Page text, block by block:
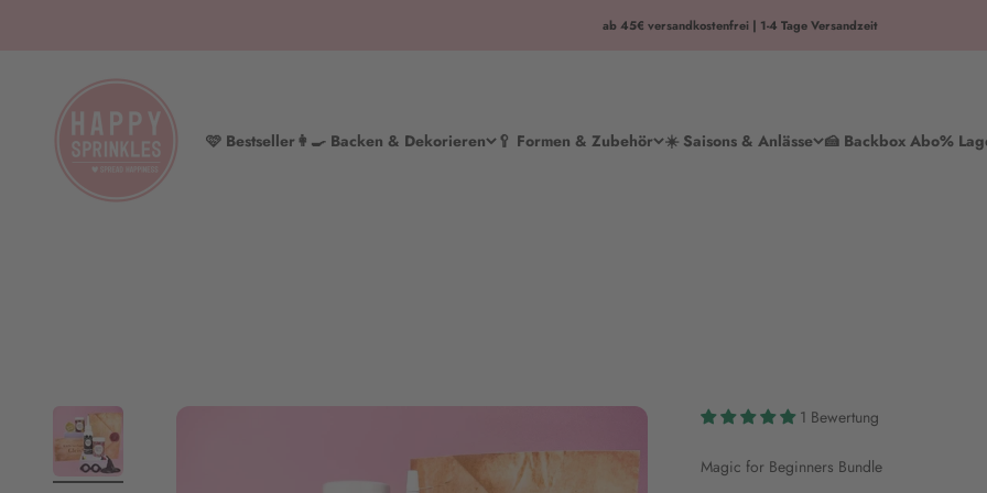
ab 45€ versandkostenfrei | 1-4 Tage Versandzeit
🩷 Bestseller👩‍🍳 Backen & Dekorieren 🥄 Formen & Zubehör ☀️ Saisons & Anlässe 🍰 Backbox Abo%
HAPPY SPRINKLES | D2C
1 Bewertung
Magic for Beginners Bundle